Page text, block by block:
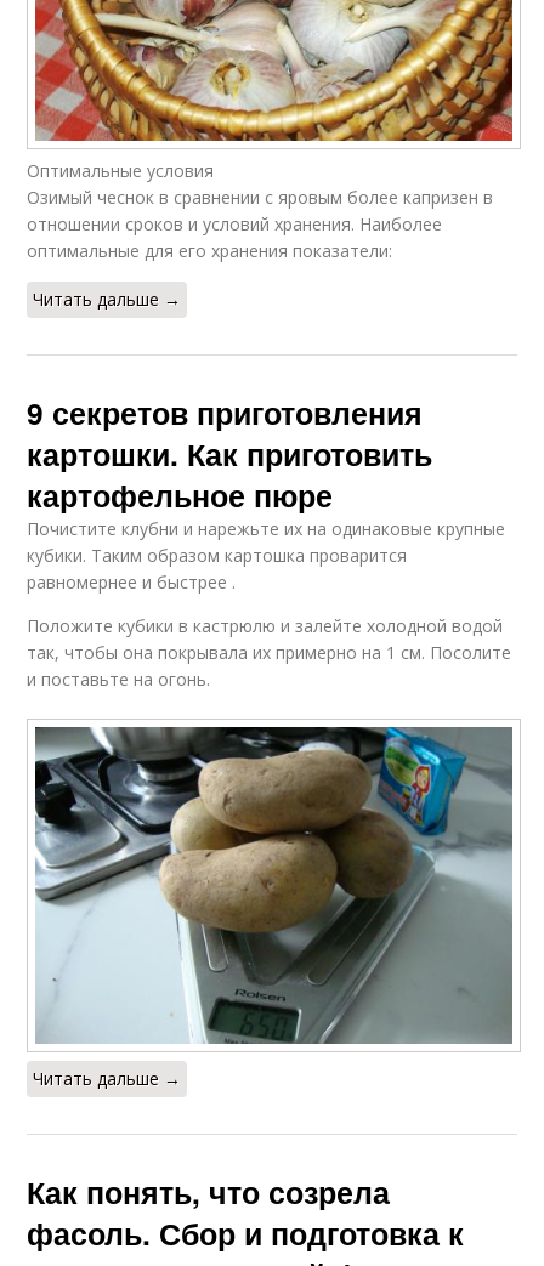
Оптимальные условия
Озимый чеснок в сравнении с яровым более капризен в
отношении сроков и условий хранения. Наиболее
оптимальные для его хранения показатели:
Читать дальше →
9 секретов приготовления
картошки. Как приготовить
картофельное пюре
Почистите клубни и нарежьте их на одинаковые крупные
кубики. Таким образом картошка проварится
равномернее и быстрее .
Положите кубики в кастрюлю и залейте холодной водой
так, чтобы она покрывала их примерно на 1 см. Посолите
и поставьте на огонь.
Читать дальше →
Как понять, что созрела
фасоль. Сбор и подготовка к